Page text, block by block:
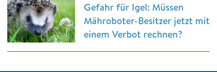
Gefahr für Igel: Müssen
Mähroboter-Besitzer jetzt mit
einem Verbot rechnen?